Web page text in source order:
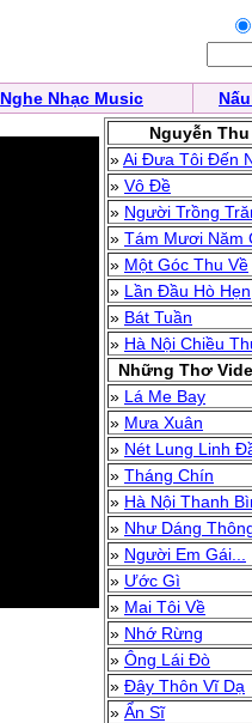
Nghe Nhạc Music
Nguyễn Thu
»Ai Đưa Tôi Đến
» Vô Đề
» Người Trồng
» Tám Mươi Năm
» Một Góc Thu Về
» Lần Đầu Hò Hẹn
» Bát Tuần
» Hà Nội Chiều
Những Thơ
» Lá Me Bay
» Mưa Xuân
» Nét Lung Linh
» Tháng Chín
» Hà Nội Thanh
» Như Dáng
» Người Em Gái...
» Ước Gì
» Mai Tôi Về
» Nhớ Rừng
» Ông Lái Đò
» Đây Thôn Vĩ Dạ
» Ẩn Sĩ